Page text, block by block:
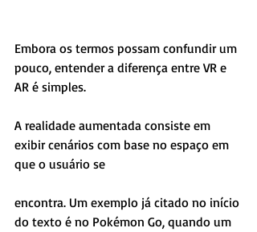
Embora os termos possam confundir um
pouco, entender a diferença entre VR e
AR é simples.
A realidade aumentada consiste em
exibir cenários com base no espaço em
que o usuário se
encontra. Um exemplo já citado no início
do texto é no Pokémon Go, quando um